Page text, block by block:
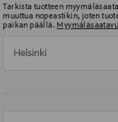
Tarkista tuotteen
muuttua nopeastikin, joten
paikan päällä.
Helsinki